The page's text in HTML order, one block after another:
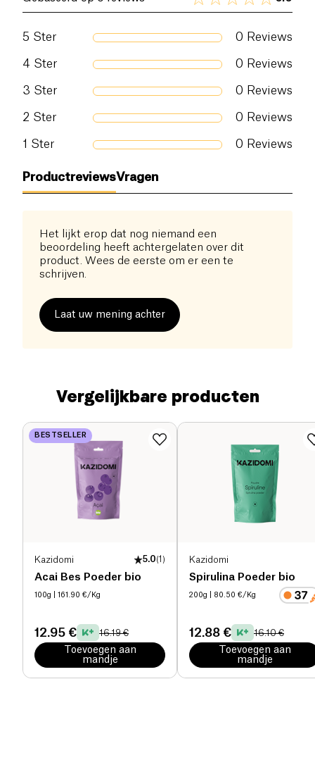
5 Ster 0 Reviews
4 Ster 0 Reviews
3 Ster 0 Reviews
2 Ster 0 Reviews
1 Ster 0 Reviews
ProductreviewsVragen
Het lijkt erop dat nog niemand een
beoordeling heeft achtergelaten over dit
product. Wees de eerste om er een te
schrijven.
Laat uw mening achter
Vergelijkbare producten
BESTSELLER
Kazidomi 5.0(1 )
Acai Bes Poeder bio
100g | 161.90 €/Kg
12.95 € 16.19 €
Toevoegen aan
mandje
Kazidomi
Spirulina Poeder bio
200g | 80.50 €/Kg
12.88 € 16.10 €
Toevoegen aan
mandje